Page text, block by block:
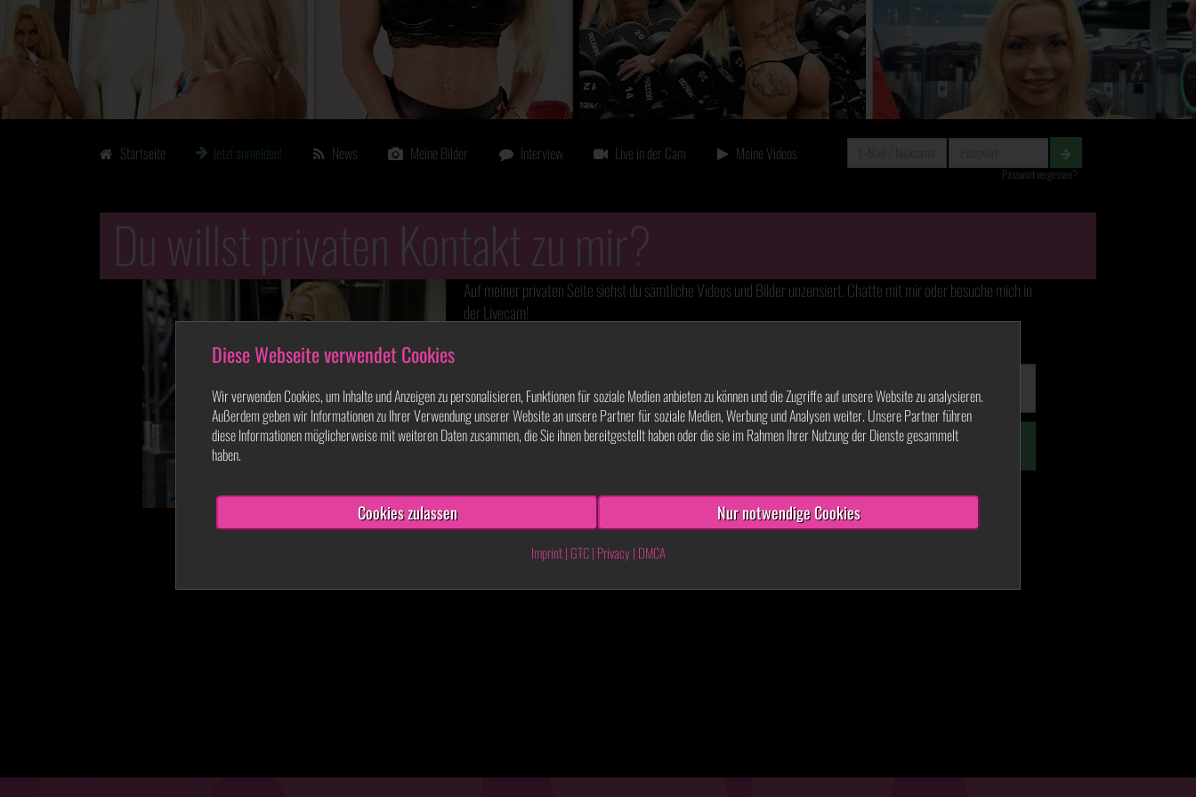
Diese Webseite verwendet Cookies
Wir verwenden Cookies, um Inhalte und Anzeigen zu personalisieren, Funktionen für soziale Medien anbieten zu können und die Zugriffe auf unsere Website zu analysieren.
Außerdem geben wir Informationen zu Ihrer Verwendung unserer Website an unsere Partner für soziale Medien, Werbung und Analysen weiter. Unsere Partner führen
diese Informationen möglicherweise mit weiteren Daten zusammen, die Sie ihnen bereitgestellt haben oder die sie im Rahmen Ihrer Nutzung der Dienste gesammelt
haben.
Cookies zulassen Nur notwendige Cookies
Imprint| GTC| Privacy| DMCA
Startseite Jetzt anmelden! News Meine Bilder Interview Live in der Cam Meine Videos
Passwort vergessen?
Du willst privaten Kontakt zu mir?
Auf meiner privaten Seite siehst du sämtliche Videos und Bilder unzensiert. Chatte mit mir oder besuche mich in
der Livecam!
Weiter!